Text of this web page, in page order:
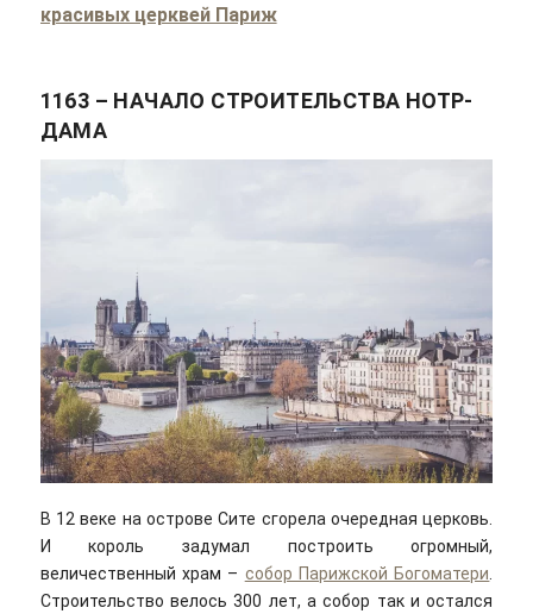
красивых церквей Париж
1163 – НАЧАЛО СТРОИТЕЛЬСТВА НОТР-
ДАМА
В 12 веке на острове Сите сгорела очередная церковь.
И король задумал построить огромный,
величественный храм – собор Парижской Богоматери.
Строительство велось 300 лет, а собор так и остался